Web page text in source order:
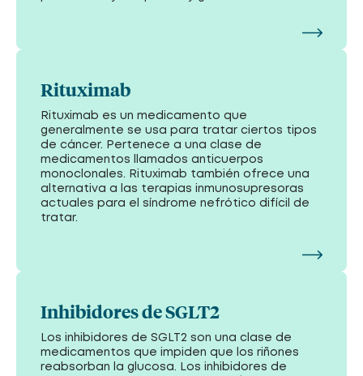
Rituximab
Rituximab es un medicamento que
generalmente se usa para tratar ciertos tipos
de cáncer. Pertenece a una clase de
medicamentos llamados anticuerpos
monoclonales. Rituximab también ofrece una
alternativa a las terapias inmunosupresoras
actuales para el síndrome nefrótico difícil de
tratar.
Inhibidores de SGLT2
Los inhibidores de SGLT2 son una clase de
medicamentos que impiden que los riñones
reabsorban la glucosa. Los inhibidores de